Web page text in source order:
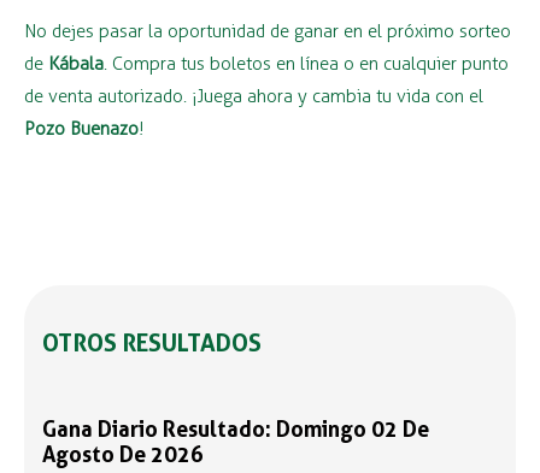
No dejes pasar la oportunidad de ganar en el próximo sorteo
de Kábala. Compra tus boletos en línea o en cualquier punto
de venta autorizado. ¡Juega ahora y cambia tu vida con el
Pozo Buenazo!
OTROS RESULTADOS
Gana Diario Resultado: Domingo 02 De
Agosto De 2026